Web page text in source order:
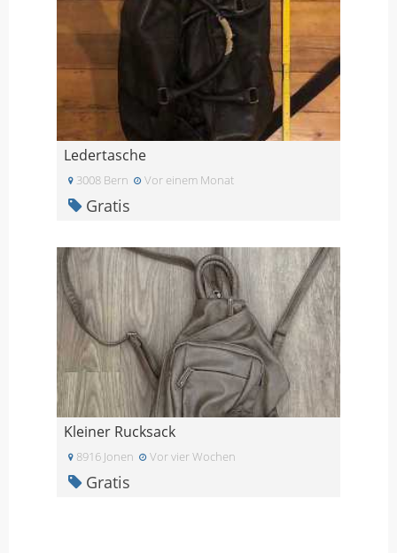
Ledertasche
3008 Bern Vor einem Monat
Gratis
Kleiner Rucksack
8916 Jonen Vor vier Wochen
Gratis